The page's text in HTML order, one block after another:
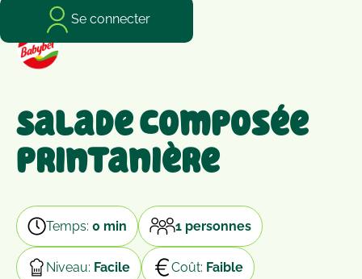
Se connecter
Salade composée
printanière
Temps: 0 min 1 personnes
Niveau: Facile Coût: Faible